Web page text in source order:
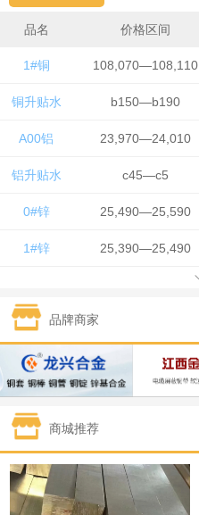
品名 价格区间
1#铜 108,070—108,110
铜升贴水 b150—b190
A00铝 23,970—24,010
铝升贴水 c45—c5
0#锌 25,490—25,590
1#锌 25,390—25,490
1#锡 426,500—428,500
1#镍 130,050—131,650
1#白银 15,405—15,415
钯金
1#钴 322,000—342,000
1#锑 90,000—96,000
品牌商家
商城推荐